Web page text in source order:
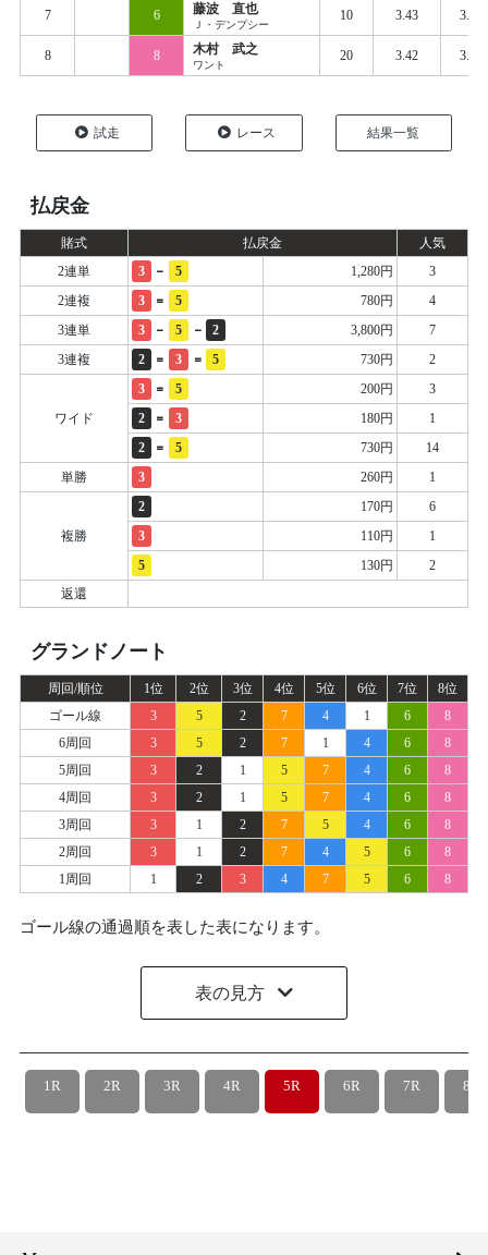
7 6 藤波 直也
Ｊ・デンプシー
10 3.43 3.527
8 8 木村 武之
ワント
20 3.42 3.538
試走 レース 結果一覧
払戻金
賭式 払戻金
人気
2連単
3 - 5 1,280円
3
2連複
3 = 5 780円
4
3連単
3 - 5 - 2 3,800円
7
3連複
2 = 3 = 5 730円 2
ワイド
3 = 5 200円
3
2
= 3 180円
1
2
= 5 730円
14
単勝
3 260円 1
複勝
2 170円
6
3
110円
1
5
130円
2
返還
グランドノート
周回/順位 1位 2位 3位 4位 5位 6位 7位
8位
ゴール線
3 5 2 7 4 1 6
8
6周回
3 5 2 7 1 4 6
8
5周回
3 2 1 5 7 4 6
8
4周回
3 2 1 5 7 4 6
8
3周回
3 1 2 7 5 4 6
8
2周回
3 1 2 7 4 5 6
8
1周回
1 2 3 4 7 5 6 8
ゴール線の通過順を表した表になります。
表の見方
1R 2R 3R 4R 5R 6R 7R 8R